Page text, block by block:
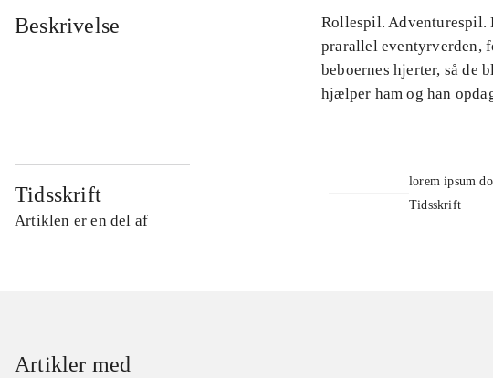
Beskrivelse
Rollespil. Adventurespil.
prarallel eventyrverden,
beboernes hjerter, så de
hjælper ham og han
Tidsskrift
Artiklen er en del af
lorem ipsum
Tidsskrift
Artikler med